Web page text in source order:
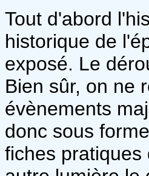
Tout d'abord
historique de
exposé. Le
Bien sûr, on ne
évènements
donc sous
fiches pratiques